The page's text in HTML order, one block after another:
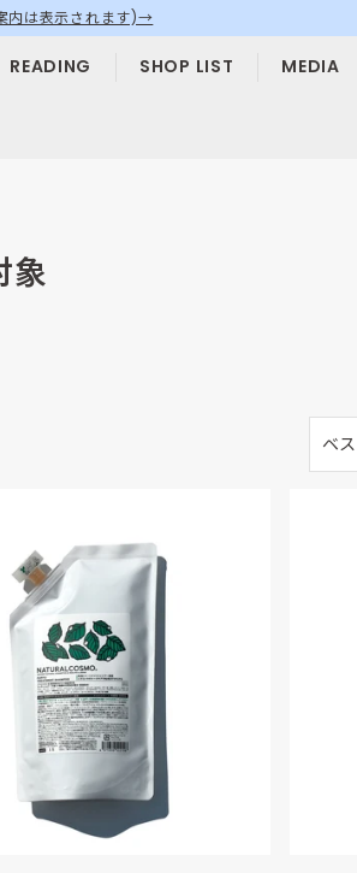
せ
READING SHOP LIST MEDIA
象
び
替